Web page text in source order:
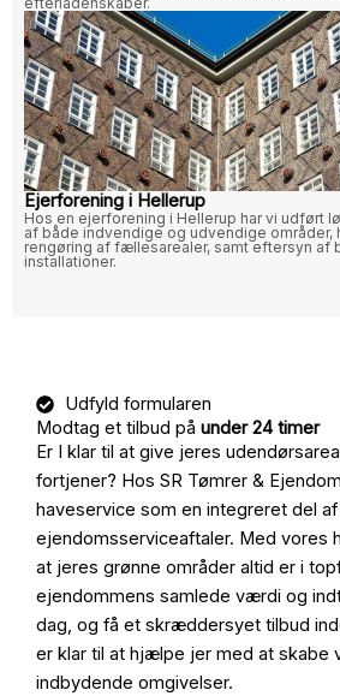
Ejerforening i Hellerup
Hos en ejerforening i Hellerup har vi udført
af både indvendige og udvendige områder,
rengøring af fællesarealer, samt eftersyn af
installationer.
Udfyld formularen
Modtag et tilbud på under 24 timer
Er I klar til at give jeres
fortjener? Hos SR Tømrer &
haveservice som en integreret del
ejendomsserviceaftaler. Med vores
at jeres grønne områder altid er i
ejendommens samlede værdi og
dag, og få et skræddersyet tilbud
er klar til at hjælpe jer med at skabe
indbydende omgivelser.